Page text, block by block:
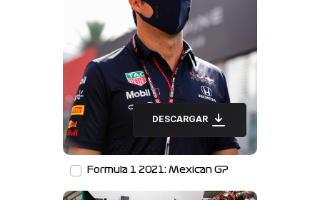
DESCARGAR
Formula 1 2021: Mexican GP